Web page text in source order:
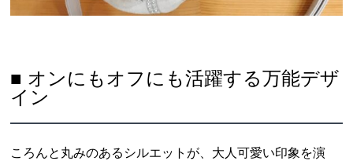
■ オンにもオフにも活躍する万能デザ
イン
ころんと丸みのあるシルエットが、大人可愛い印象を演